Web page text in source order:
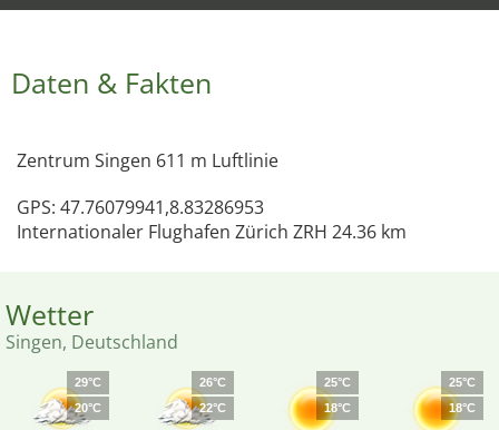
Daten & Fakten
Zentrum Singen 611 m Luftlinie
GPS: 47.76079941,8.83286953
Internationaler Flughafen Zürich ZRH 24.36 km
Wetter
Singen, Deutschland
29°C
20°C
26°C
22°C
25°C
18°C
25°C
18°C